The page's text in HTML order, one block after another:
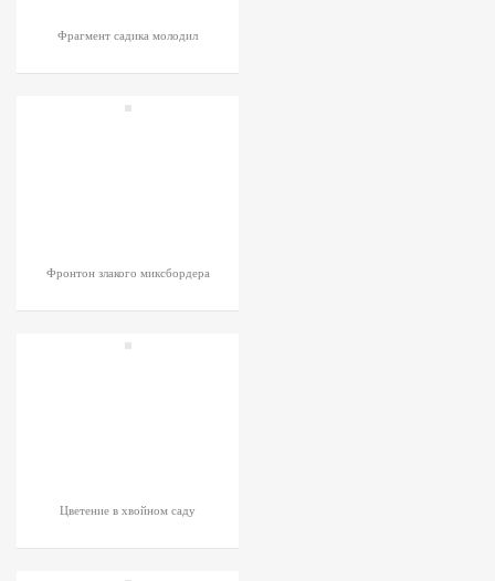
Фрагмент садика молодил
Фронтон злакого миксбордера
Цветение в хвойном саду